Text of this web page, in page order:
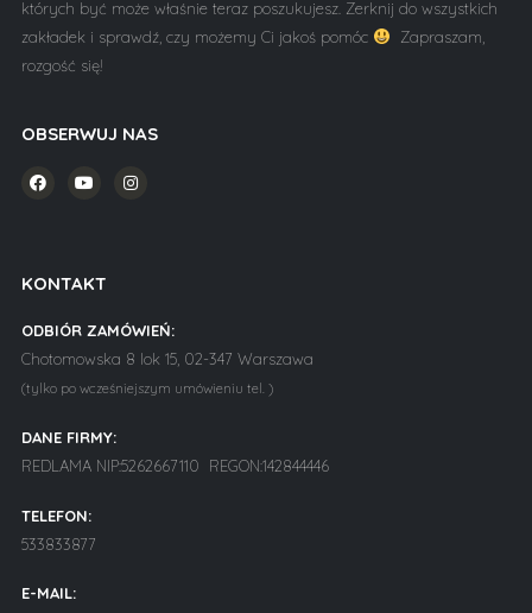
których być może właśnie teraz poszukujesz. Zerknij do wszystkich
zakładek i sprawdź, czy możemy Ci jakoś pomóc
Zapraszam,
rozgość się!
OBSERWUJ NAS
KONTAKT
ODBIÓR ZAMÓWIEŃ:
Chotomowska 8 lok 15, 02-347 Warszawa
(tylko po wcześniejszym umówieniu tel. )
DANE FIRMY:
REDLAMA NIP:5262667110 REGON:142844446
TELEFON:
533833877
E-MAIL: